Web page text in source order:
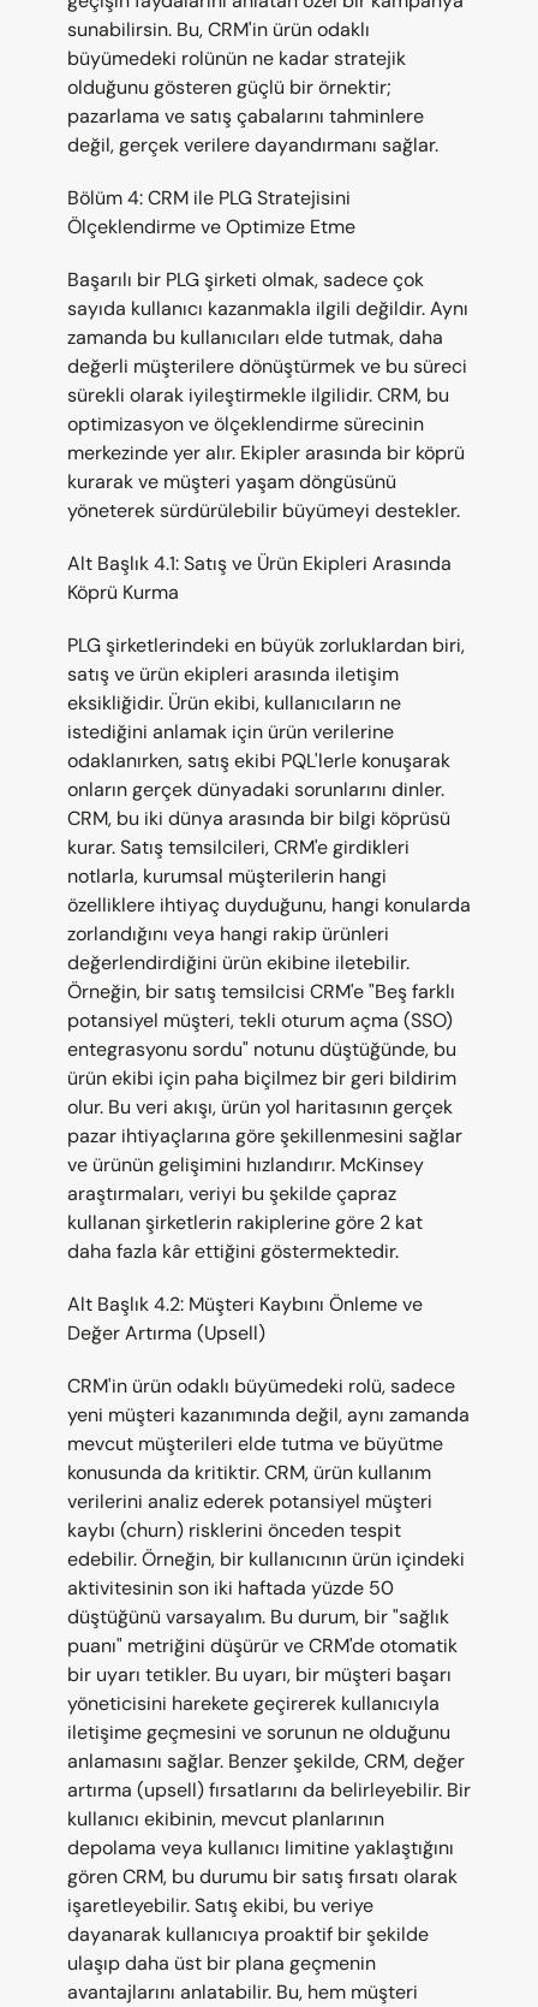
sunabilirsin. Bu, CRM'in ürün odaklı
büyümedeki rolünün ne kadar stratejik
olduğunu gösteren güçlü bir örnektir;
pazarlama ve satış çabalarını tahminlere
değil, gerçek verilere dayandırmanı sağlar.
Bölüm 4: CRM ile PLG Stratejisini
Ölçeklendirme ve Optimize Etme
Başarılı bir PLG şirketi olmak, sadece çok
sayıda kullanıcı kazanmakla ilgili değildir. Aynı
zamanda bu kullanıcıları elde tutmak, daha
değerli müşterilere dönüştürmek ve bu süreci
sürekli olarak iyileştirmekle ilgilidir. CRM, bu
optimizasyon ve ölçeklendirme sürecinin
merkezinde yer alır. Ekipler arasında bir köprü
kurarak ve müşteri yaşam döngüsünü
yöneterek sürdürülebilir büyümeyi destekler.
Alt Başlık 4.1: Satış ve Ürün Ekipleri Arasında
Köprü Kurma
PLG şirketlerindeki en büyük zorluklardan biri,
satış ve ürün ekipleri arasında iletişim
eksikliğidir. Ürün ekibi, kullanıcıların ne
istediğini anlamak için ürün verilerine
odaklanırken, satış ekibi PQL'lerle konuşarak
onların gerçek dünyadaki sorunlarını dinler.
CRM, bu iki dünya arasında bir bilgi köprüsü
kurar. Satış temsilcileri, CRM'e girdikleri
notlarla, kurumsal müşterilerin hangi
özelliklere ihtiyaç duyduğunu, hangi konularda
zorlandığını veya hangi rakip ürünleri
değerlendirdiğini ürün ekibine iletebilir.
Örneğin, bir satış temsilcisi CRM'e "Beş farklı
potansiyel müşteri, tekli oturum açma (SSO)
entegrasyonu sordu" notunu düştüğünde, bu
ürün ekibi için paha biçilmez bir geri bildirim
olur. Bu veri akışı, ürün yol haritasının gerçek
pazar ihtiyaçlarına göre şekillenmesini sağlar
ve ürünün gelişimini hızlandırır. McKinsey
araştırmaları, veriyi bu şekilde çapraz
kullanan şirketlerin rakiplerine göre 2 kat
daha fazla kâr ettiğini göstermektedir.
Alt Başlık 4.2: Müşteri Kaybını Önleme ve
Değer Artırma (Upsell)
CRM'in ürün odaklı büyümedeki rolü, sadece
yeni müşteri kazanımında değil, aynı zamanda
mevcut müşterileri elde tutma ve büyütme
konusunda da kritiktir. CRM, ürün kullanım
verilerini analiz ederek potansiyel müşteri
kaybı (churn) risklerini önceden tespit
edebilir. Örneğin, bir kullanıcının ürün içindeki
aktivitesinin son iki haftada yüzde 50
düştüğünü varsayalım. Bu durum, bir "sağlık
puanı" metriğini düşürür ve CRM'de otomatik
bir uyarı tetikler. Bu uyarı, bir müşteri başarı
yöneticisini harekete geçirerek kullanıcıyla
iletişime geçmesini ve sorunun ne olduğunu
anlamasını sağlar. Benzer şekilde, CRM, değer
artırma (upsell) fırsatlarını da belirleyebilir. Bir
kullanıcı ekibinin, mevcut planlarının
depolama veya kullanıcı limitine yaklaştığını
gören CRM, bu durumu bir satış fırsatı olarak
işaretleyebilir. Satış ekibi, bu veriye
dayanarak kullanıcıya proaktif bir şekilde
ulaşıp daha üst bir plana geçmenin
avantajlarını anlatabilir. Bu, hem müşteri